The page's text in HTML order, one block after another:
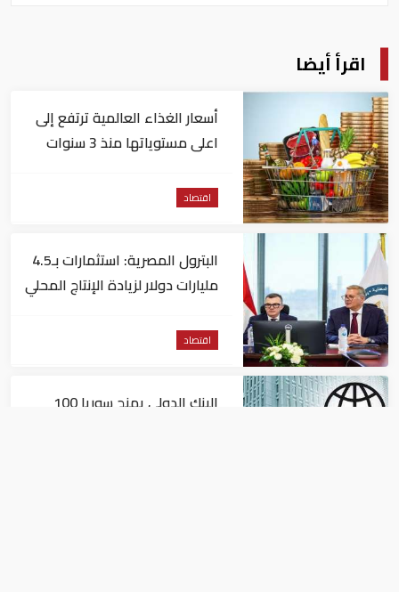
اقرأ أيضا
أسعار الغذاء العالمية ترتفع إلى
اعلى مستوياتها منذ 3 سنوات
اقتصاد
البترول المصرية: استثمارات بـ4.5
مليارات دولار لزيادة الإنتاج المحلي
اقتصاد
البنك الدولي يمنح سوريا 100